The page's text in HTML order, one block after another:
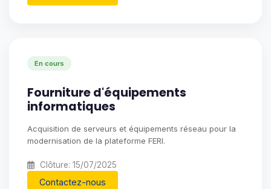
En cours
Fourniture d'équipements
informatiques
Acquisition de serveurs et équipements réseau pour la
modernisation de la plateforme FERI.
Clôture: 15/07/2025
Contactez-nous